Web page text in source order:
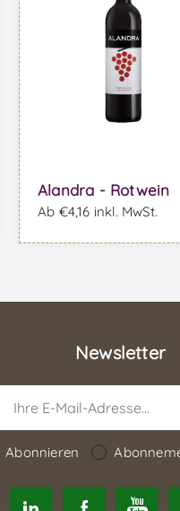
Alandra - Rotwein
Ab €4,16 inkl. MwSt.
Newsletter
Abonnieren